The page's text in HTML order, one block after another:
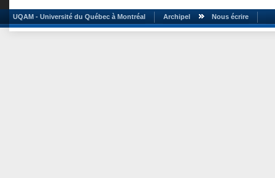
UQAM - Université du Québec à Montréal Archipel Nous écrire